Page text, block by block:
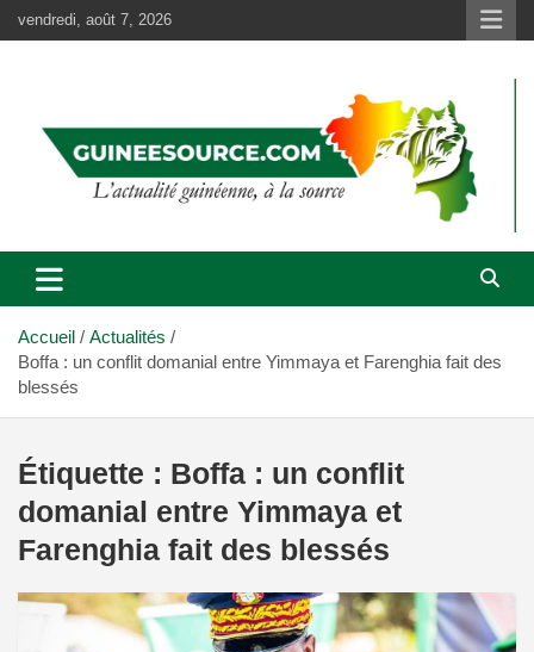
au
vendredi, août 7, 2026
Accueil
Actualités
Boffa : un conflit domanial entre Yimmaya et Farenghia fait des
blessés
Étiquette : Boffa : un conflit
domanial entre Yimmaya et
Farenghia fait des blessés